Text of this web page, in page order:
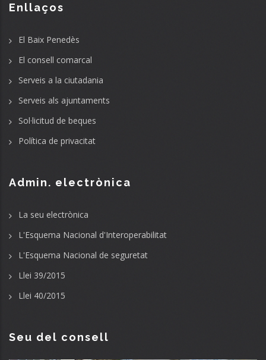
Enllaços
El Baix Penedès
El consell comarcal
Serveis a la ciutadania
Serveis als ajuntaments
Sol·licitud de beques
Política de privacitat
Admin. electrònica
La seu electrònica
L'Esquema Nacional d'Interoperabilitat
L'Esquema Nacional de seguretat
Llei 39/2015
Llei 40/2015
Seu del consell